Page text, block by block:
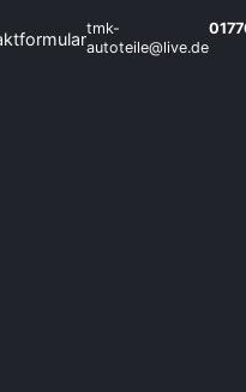
tmk-
autoteile@live.de